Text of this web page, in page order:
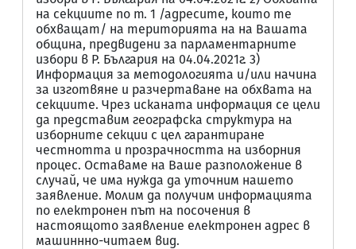
на секциите по т. 1 /адресите, които те
обхващат/ на територията на на Вашата
община, предвидени за парламентарните
избори в Р. България на 04.04.2021г. 3)
Информация за методологията и/или начина
за изготвяне и разчертаване на обхвата на
секциите. Чрез исканата информация се цели
да представим географска структура на
изборните секции с цел гарантиране
честнотта и прозрачността на изборния
процес. Оставаме на Ваше разположение в
случай, че има нужда да уточним нашето
заявление. Молим да получим информацията
по електронен път на посочения в
настоящото заявление електронен адрес в
машиннно-читаем вид.